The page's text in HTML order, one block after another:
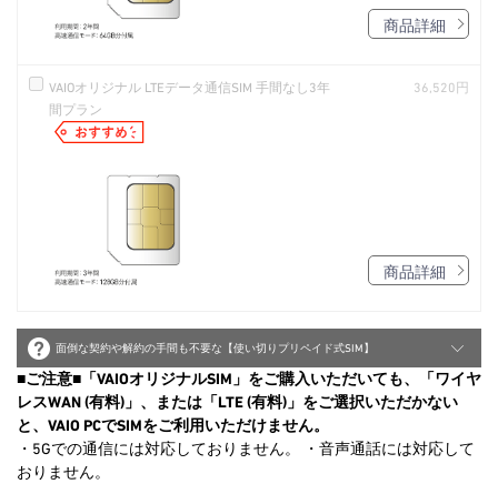
商品詳細
VAIOオリジナル LTEデータ通信SIM 手間なし3年
間プラン
36,520円
商品詳細
面倒な契約や解約の手間も不要な【使い切りプリペイド式SIM】
■ご注意■「VAIOオリジナルSIM」をご購入いただいても、「ワイヤ
レスWAN (有料)」、または「LTE (有料)」をご選択いただかない
と、VAIO PCでSIMをご利用いただけません。
・5Gでの通信には対応しておりません。 ・音声通話には対応して
おりません。